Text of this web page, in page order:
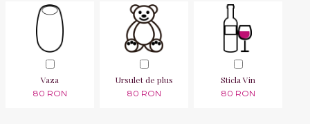
Vaza
80 RON
Ursulet de plus
80 RON
Sticla Vin
80 RON